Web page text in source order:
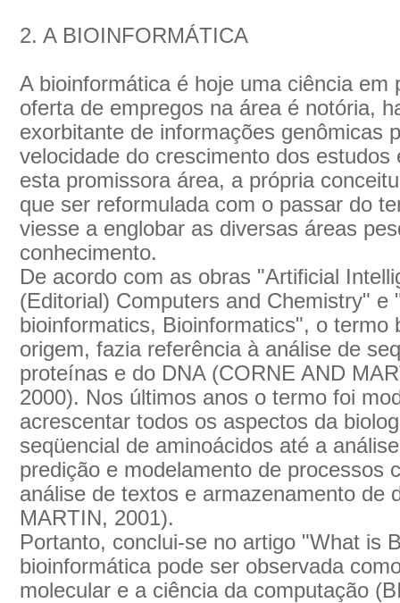
2. A BIOINFORMÁTICA
A bioinformática é hoje uma ciência em
oferta de empregos na área é notória,
exorbitante de informações genômicas
velocidade do crescimento dos
esta promissora área, a própria
que ser reformulada com o passar do
viesse a englobar as diversas áreas
conhecimento.
De acordo com as obras "Artificial
(Editorial) Computers and Chemistry" e
bioinformatics, Bioinformatics", o termo
origem, fazia referência à análise de
proteínas e do DNA (CORNE AND
2000). Nos últimos anos o termo foi
acrescentar todos os aspectos da
seqüencial de aminoácidos até a
predição e modelamento de processos
análise de textos e armazenamento de
MARTIN, 2001).
Portanto, conclui-se no artigo "What is
bioinformática pode ser observada
molecular e a ciência da computação